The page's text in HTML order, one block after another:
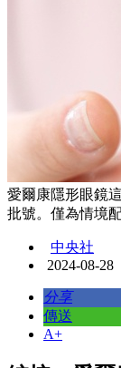
愛爾康隱形眼鏡
批號。僅為情境
中央社
2024-08-28
分享
傳送
A+